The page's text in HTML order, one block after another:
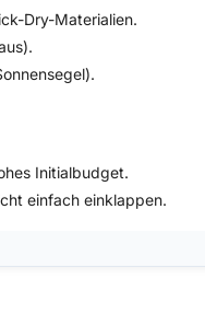
Dry-Materialien.
Initialbudget.
einfach einklappen.